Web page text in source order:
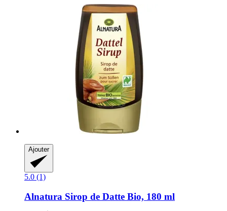
Ajouter
5.0 (1)
Alnatura Sirop de Datte Bio, 180 ml